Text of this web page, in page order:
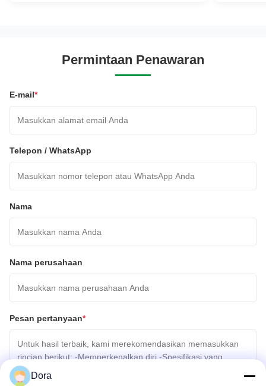
Permintaan Penawaran
E-mail*
Telepon / WhatsApp
Nama
Nama perusahaan
Pesan pertanyaan*
Dora